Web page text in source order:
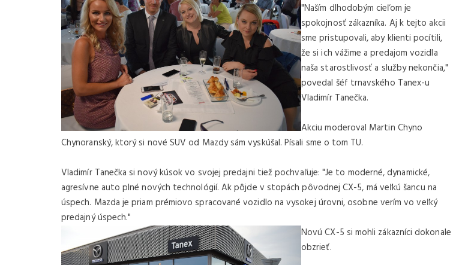
"Naším dlhodobým cieľom je
spokojnosť zákazníka. Aj k tejto akcii
sme pristupovali, aby klienti pocítili,
že si ich vážime a predajom vozidla
naša starostlivosť a služby nekončia,"
povedal šéf trnavského Tanex-u
Vladimír Tanečka.
Akciu moderoval Martin Chyno
Chynoranský, ktorý si nové SUV od Mazdy sám vyskúšal. Písali sme o tom TU.
Vladimír Tanečka si nový kúsok vo svojej predajni tiež pochvaľuje: "Je to moderné, dynamické,
agresívne auto plné nových technológií. Ak pôjde v stopách pôvodnej CX-5, má veľkú šancu na
úspech. Mazda je priam prémiovo spracované vozidlo na vysokej úrovni, osobne verím vo veľký
predajný úspech."
Novú CX-5 si mohli zákazníci dokonale
obzrieť.